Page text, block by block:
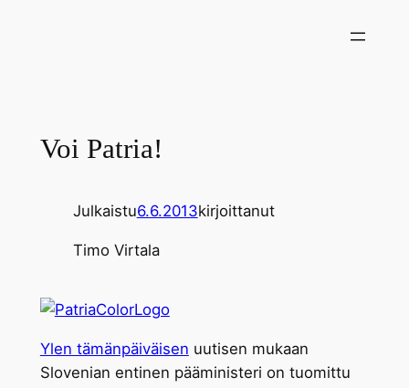
Voi Patria!
Julkaistu6.6.2013kirjoittanut
Timo Virtala
Ylen tämänpäiväisen uutisen mukaan
Slovenian entinen pääministeri on tuomittu